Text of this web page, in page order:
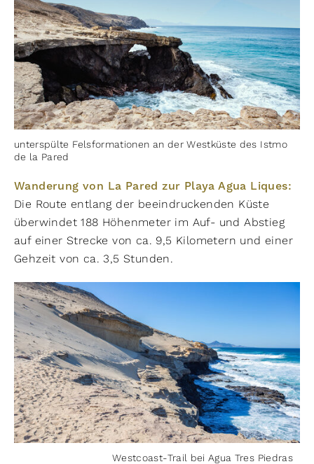
unterspülte Felsformationen an der Westküste des Istmo
de la Pared
Wanderung von La Pared zur Playa Agua Liques:
Die Route entlang der beeindruckenden Küste
überwindet 188 Höhenmeter im Auf- und Abstieg
auf einer Strecke von ca. 9,5 Kilometern und einer
Gehzeit von ca. 3,5 Stunden.
Westcoast-Trail bei Agua Tres Piedras